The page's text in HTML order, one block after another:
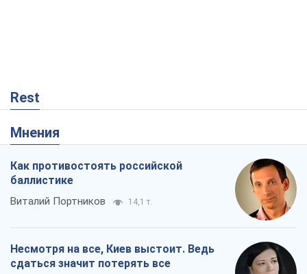
Rest
Мнения
Как противостоять российской
баллистике
Виталий Портников 14,1 т.
Несмотря на все, Киев выстоит. Ведь
сдаться значит потерять все